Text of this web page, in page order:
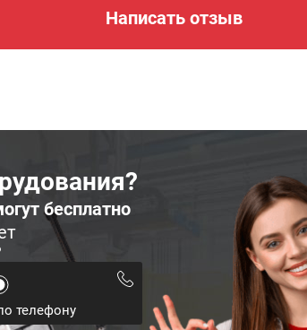
Написать отзыв
бесплатно
телефону